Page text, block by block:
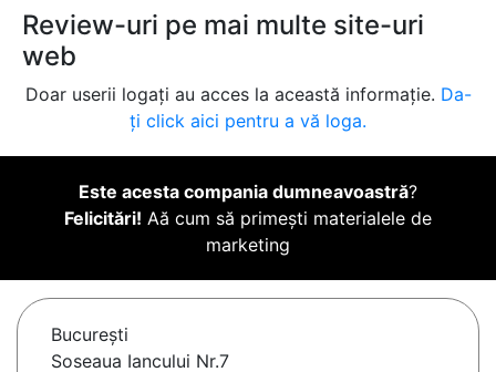
Review-uri pe mai multe site-uri
web
Doar userii logați au acces la această informație. Da-
ți click aici pentru a vă loga.
Este acesta compania dumneavoastră?
Felicitări! Aă cum să primești materialele de
marketing
Bucureşti
Soseaua Iancului Nr.7